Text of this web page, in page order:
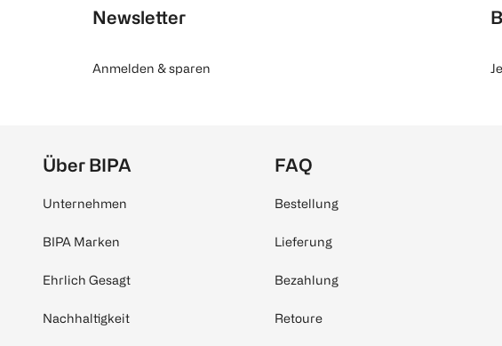
Newsletter
Anmelden & sparen
Über BIPA
Unternehmen
BIPA Marken
Ehrlich Gesagt
Nachhaltigkeit
FAQ
Bestellung
Lieferung
Bezahlung
Retoure